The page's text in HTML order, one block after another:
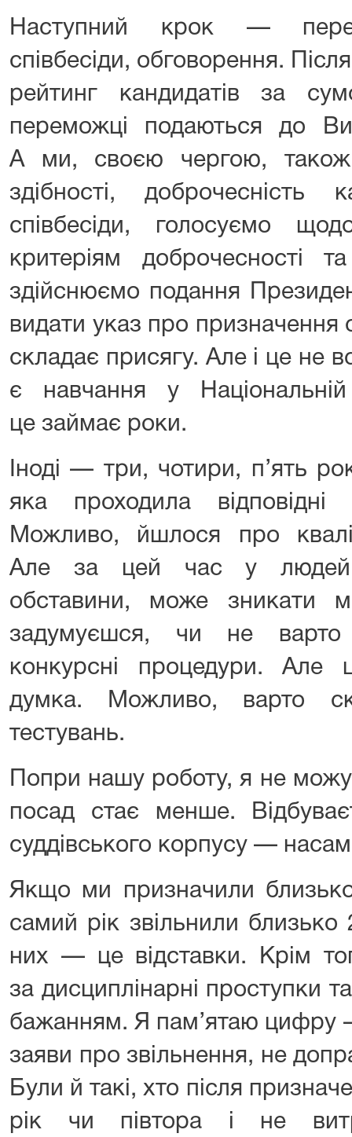
Наступний крок —
співбесіди, обговорення.
рейтинг кандидатів за
переможці подаються до
А ми, своєю чергою, також
здібності, доброчесність
співбесіди, голосуємо
критеріям доброчесності
здійснюємо подання
видати указ про призначення
складає присягу. Але і це не
є навчання у
це займає роки.
Іноді — три, чотири, п’ять
яка проходила відповідні
Можливо, йшлося про
Але за цей час у людей
обставини, може зникати
задумуєшся, чи не варто
конкурсні процедури.
думка. Можливо, варто
тестувань.
Попри нашу роботу, я не
посад стає менше.
суддівського корпусу —
Якщо ми призначили
самий рік звільнили
них — це відставки. Крім
за дисциплінарні проступки
бажанням. Я пам’ятаю цифру
заяви про звільнення, не
Були й такі, хто після
рік чи півтора і не